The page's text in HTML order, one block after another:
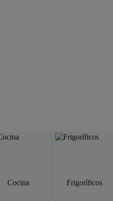
Cocina Frigoríficos